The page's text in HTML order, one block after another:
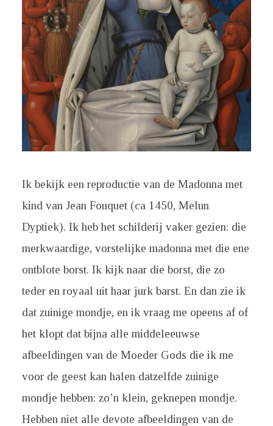
Ik bekijk een reproductie van de Madonna met
kind van Jean Fouquet (ca 1450, Melun
Dyptiek). Ik heb het schilderij vaker gezien: die
merkwaardige, vorstelijke madonna met die ene
ontblote borst. Ik kijk naar die borst, die zo
teder en royaal uit haar jurk barst. En dan zie ik
dat zuinige mondje, en ik vraag me opeens af of
het klopt dat bijna alle middeleeuwse
afbeeldingen van de Moeder Gods die ik me
voor de geest kan halen datzelfde zuinige
mondje hebben: zo’n klein, geknepen mondje.
Hebben niet alle devote afbeeldingen van de